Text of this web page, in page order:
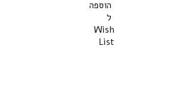
הוספה
ל
Wish
List